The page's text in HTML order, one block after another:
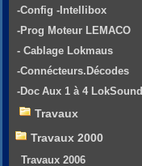
-Config -Intellibox
-Prog Moteur LEMACO
- Cablage Lokmaus
-Connécteurs.Décodes
-Doc Aux 1 à 4 LokSound
Travaux
Travaux 2000
Travaux 2006